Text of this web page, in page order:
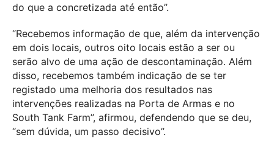
do que a concretizada até então”.
“Recebemos informação de que, além da intervenção
em dois locais, outros oito locais estão a ser ou
serão alvo de uma ação de descontaminação. Além
disso, recebemos também indicação de se ter
registado uma melhoria dos resultados nas
intervenções realizadas na Porta de Armas e no
South Tank Farm”, afirmou, defendendo que se deu,
“sem dúvida, um passo decisivo”.